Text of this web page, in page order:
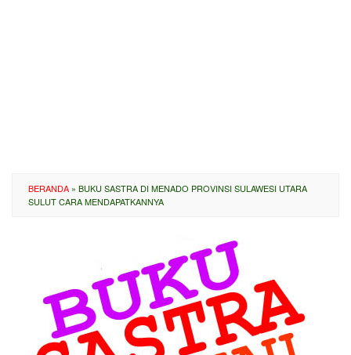
BERANDA » BUKU SASTRA DI MENADO PROVINSI SULAWESI UTARA
SULUT CARA MENDAPATKANNYA